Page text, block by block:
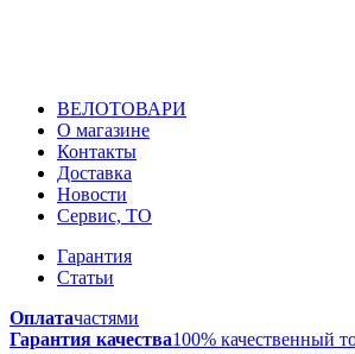
ВЕЛОТОВАРИ
О магазине
Контакты
Доставка
Новости
Сервис, ТО
Гарантия
Статьи
Оплатачастями
Гарантия качества100% качественный